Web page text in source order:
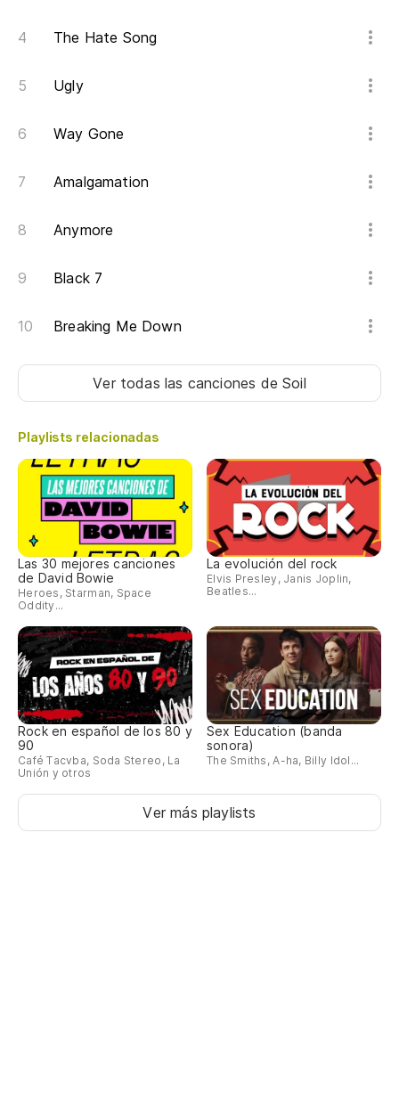
The Hate Song
Ugly
Way Gone
Amalgamation
Anymore
Black 7
Breaking Me Down
Ver todas las canciones de Soil
Playlists relacionadas
Las 30 mejores canciones
de David Bowie
Heroes, Starman, Space
Oddity...
La evolución del rock
Elvis Presley, Janis Joplin,
Beatles...
Rock en español de los 80 y
90
Café Tacvba, Soda Stereo, La
Unión y otros
Sex Education (banda
sonora)
The Smiths, A-ha, Billy Idol...
Ver más playlists